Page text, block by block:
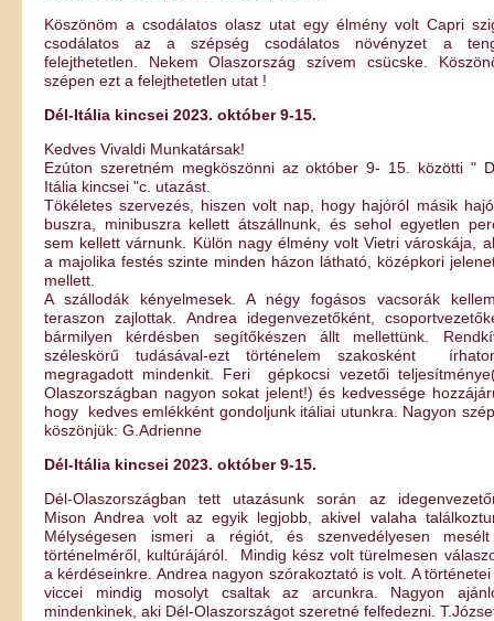
Köszönöm a csodálatos olasz utat egy élmény volt Capri
csodálatos az a szépség csodálatos növényzet a
felejthetetlen. Nekem Olaszország szívem csücske.
szépen ezt a felejthetetlen utat !
Dél-Itália kincsei 2023. október 9-15.
Kedves Vivaldi Munkatársak!
Ezúton szeretném megköszönni az október 9- 15. közötti "
Itália kincsei "c. utazást.
Tökéletes szervezés, hiszen volt nap, hogy hajóról másik
buszra, minibuszra kellett átszállnunk, és sehol egyetlen
sem kellett várnunk. Külön nagy élmény volt Vietri városkája,
a majolika festés szinte minden házon látható, középkori
mellett.
A szállodák kényelmesek. A négy fogásos vacsorák
teraszon zajlottak. Andrea idegenvezetőként,
bármilyen kérdésben segítőkészen állt mellettünk.
széleskörű tudásával-ezt történelem szakosként
megragadott mindenkit. Feri gépkocsi vezetői
Olaszországban nagyon sokat jelent!) és kedvessége
hogy kedves emlékként gondoljunk itáliai utunkra. Nagyon
köszönjük: G.Adrienne
Dél-Itália kincsei 2023. október 9-15.
Dél-Olaszországban tett utazásunk során az
Mison Andrea volt az egyik legjobb, akivel valaha
Mélységesen ismeri a régiót, és szenvedélyesen
történelméről, kultúrájáról. Mindig kész volt türelmesen
a kérdéseinkre. Andrea nagyon szórakoztató is volt. A
viccei mindig mosolyt csaltak az arcunkra. Nagyon
mindenkinek, aki Dél-Olaszországot szeretné felfedezni.